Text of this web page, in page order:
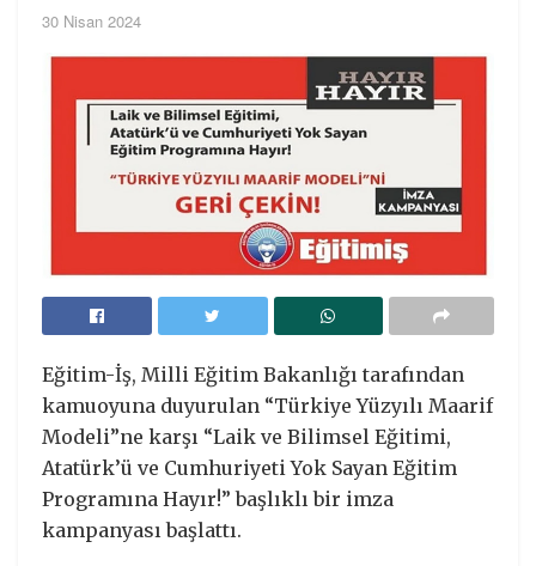
30 Nisan 2024
Eğitim-İş, Milli Eğitim Bakanlığı tarafından
kamuoyuna duyurulan “Türkiye Yüzyılı Maarif
Modeli”ne karşı “Laik ve Bilimsel Eğitimi,
Atatürk’ü ve Cumhuriyeti Yok Sayan Eğitim
Programına Hayır!” başlıklı bir imza
kampanyası başlattı.